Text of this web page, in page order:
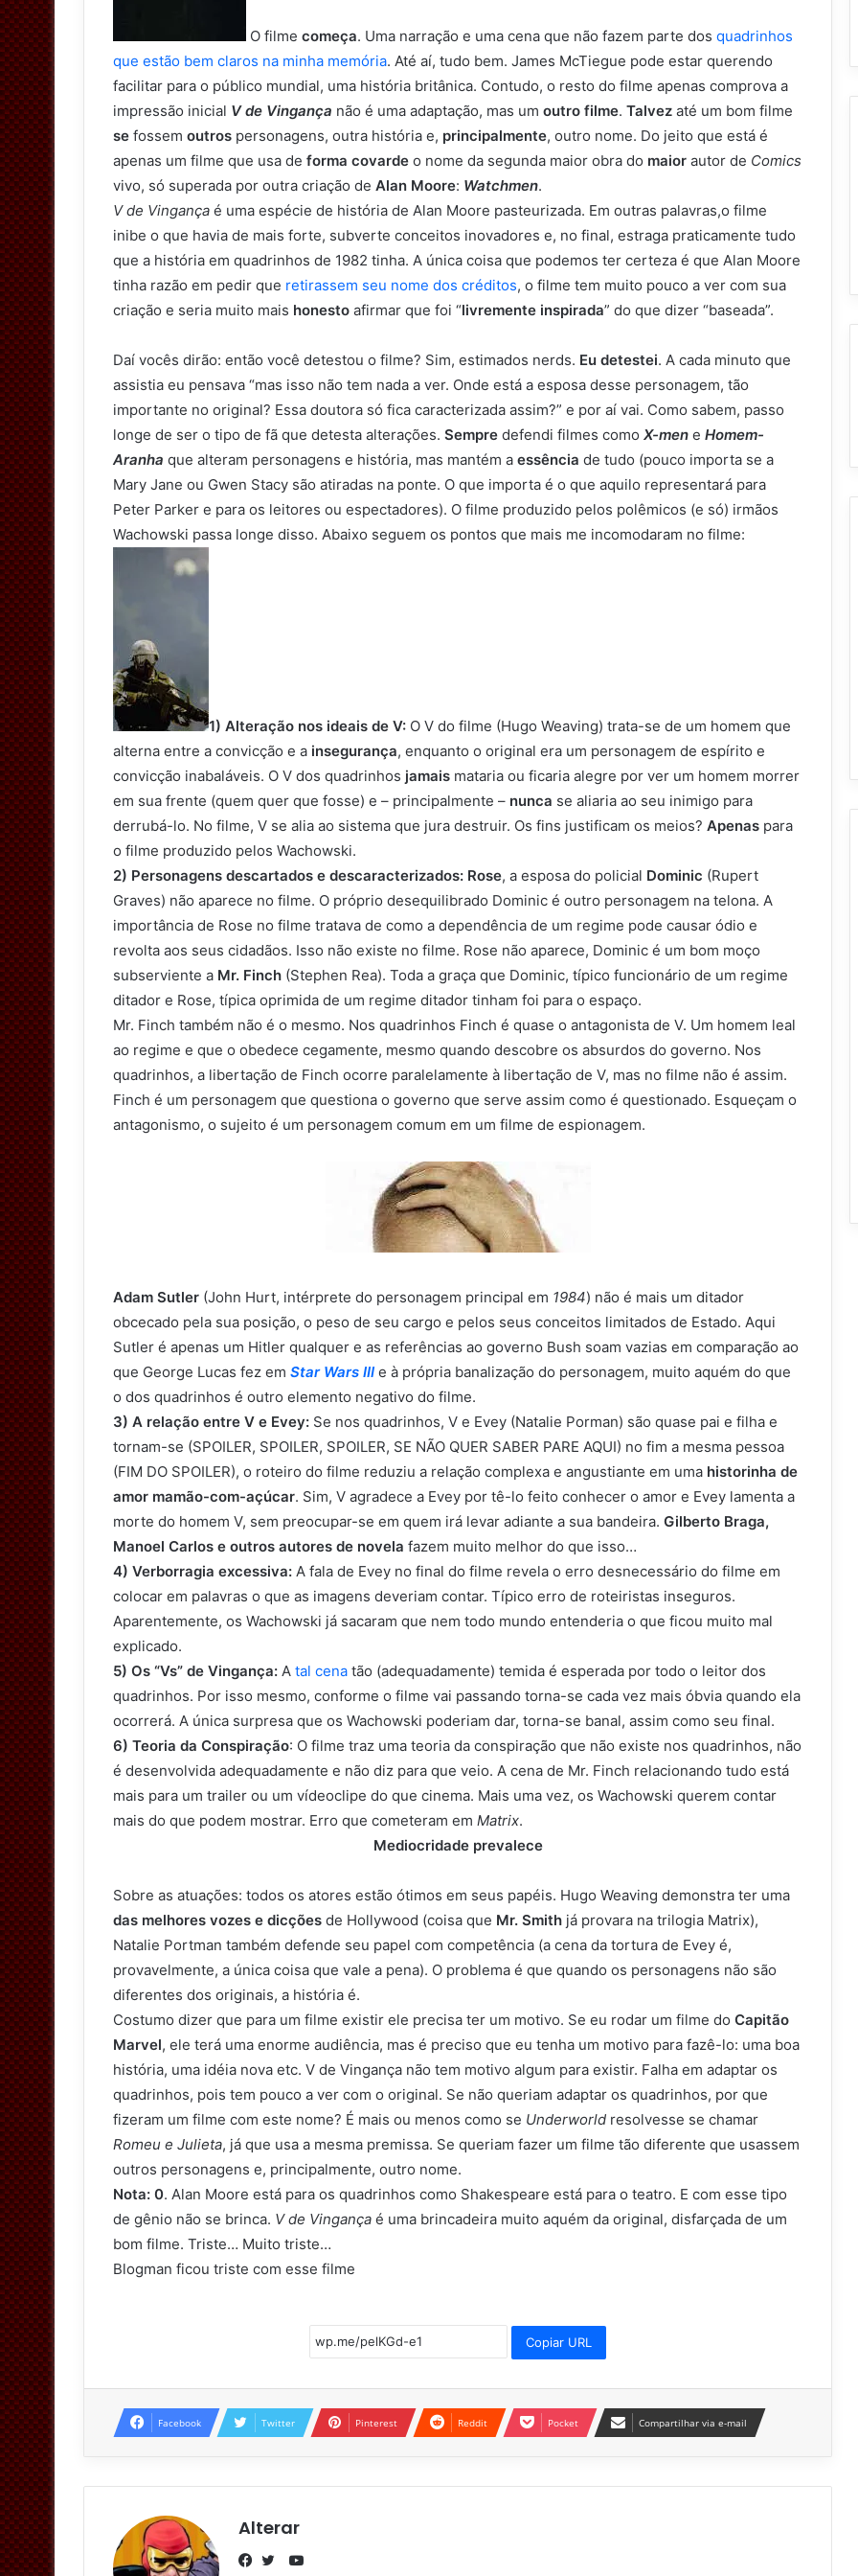
O filme começa. Uma narração e uma cena que não fazem parte dos quadrinhos
que estão bem claros na minha memória. Até aí, tudo bem. James McTiegue pode estar querendo
facilitar para o público mundial, uma história britânica. Contudo, o resto do filme apenas comprova a
impressão inicial V de Vingança não é uma adaptação, mas um outro filme. Talvez até um bom filme
se fossem outros personagens, outra história e, principalmente, outro nome. Do jeito que está é
apenas um filme que usa de forma covarde o nome da segunda maior obra do maior autor de Comics
vivo, só superada por outra criação de Alan Moore: Watchmen.
V de Vingança é uma espécie de história de Alan Moore pasteurizada. Em outras palavras,o filme
inibe o que havia de mais forte, subverte conceitos inovadores e, no final, estraga praticamente tudo
que a história em quadrinhos de 1982 tinha. A única coisa que podemos ter certeza é que Alan Moore
tinha razão em pedir que retirassem seu nome dos créditos, o filme tem muito pouco a ver com sua
criação e seria muito mais honesto afirmar que foi “livremente inspirada” do que dizer “baseada”.
Daí vocês dirão: então você detestou o filme? Sim, estimados nerds. Eu detestei. A cada minuto que
assistia eu pensava “mas isso não tem nada a ver. Onde está a esposa desse personagem, tão
importante no original? Essa doutora só fica caracterizada assim?” e por aí vai. Como sabem, passo
longe de ser o tipo de fã que detesta alterações. Sempre defendi filmes como X-men e Homem-
Aranha que alteram personagens e história, mas mantém a essência de tudo (pouco importa se a
Mary Jane ou Gwen Stacy são atiradas na ponte. O que importa é o que aquilo representará para
Peter Parker e para os leitores ou espectadores). O filme produzido pelos polêmicos (e só) irmãos
Wachowski passa longe disso. Abaixo seguem os pontos que mais me incomodaram no filme:
1) Alteração nos ideais de V: O V do filme (Hugo Weaving) trata-se de um homem que
alterna entre a convicção e a insegurança, enquanto o original era um personagem de espírito e
convicção inabaláveis. O V dos quadrinhos jamais mataria ou ficaria alegre por ver um homem morrer
em sua frente (quem quer que fosse) e – principalmente – nunca se aliaria ao seu inimigo para
derrubá-lo. No filme, V se alia ao sistema que jura destruir. Os fins justificam os meios? Apenas para
o filme produzido pelos Wachowski.
2) Personagens descartados e descaracterizados: Rose, a esposa do policial Dominic (Rupert
Graves) não aparece no filme. O próprio desequilibrado Dominic é outro personagem na telona. A
importância de Rose no filme tratava de como a dependência de um regime pode causar ódio e
revolta aos seus cidadãos. Isso não existe no filme. Rose não aparece, Dominic é um bom moço
subserviente a Mr. Finch (Stephen Rea). Toda a graça que Dominic, típico funcionário de um regime
ditador e Rose, típica oprimida de um regime ditador tinham foi para o espaço.
Mr. Finch também não é o mesmo. Nos quadrinhos Finch é quase o antagonista de V. Um homem leal
ao regime e que o obedece cegamente, mesmo quando descobre os absurdos do governo. Nos
quadrinhos, a libertação de Finch ocorre paralelamente à libertação de V, mas no filme não é assim.
Finch é um personagem que questiona o governo que serve assim como é questionado. Esqueçam o
antagonismo, o sujeito é um personagem comum em um filme de espionagem.
Adam Sutler (John Hurt, intérprete do personagem principal em 1984) não é mais um ditador
obcecado pela sua posição, o peso de seu cargo e pelos seus conceitos limitados de Estado. Aqui
Sutler é apenas um Hitler qualquer e as referências ao governo Bush soam vazias em comparação ao
que George Lucas fez em Star Wars III e à própria banalização do personagem, muito aquém do que
o dos quadrinhos é outro elemento negativo do filme.
3) A relação entre V e Evey: Se nos quadrinhos, V e Evey (Natalie Porman) são quase pai e filha e
tornam-se (SPOILER, SPOILER, SPOILER, SE NÃO QUER SABER PARE AQUI) no fim a mesma pessoa
(FIM DO SPOILER), o roteiro do filme reduziu a relação complexa e angustiante em uma historinha de
amor mamão-com-açúcar. Sim, V agradece a Evey por tê-lo feito conhecer o amor e Evey lamenta a
morte do homem V, sem preocupar-se em quem irá levar adiante a sua bandeira. Gilberto Braga,
Manoel Carlos e outros autores de novela fazem muito melhor do que isso…
4) Verborragia excessiva: A fala de Evey no final do filme revela o erro desnecessário do filme em
colocar em palavras o que as imagens deveriam contar. Típico erro de roteiristas inseguros.
Aparentemente, os Wachowski já sacaram que nem todo mundo entenderia o que ficou muito mal
explicado.
5) Os “Vs” de Vingança: A tal cena tão (adequadamente) temida é esperada por todo o leitor dos
quadrinhos. Por isso mesmo, conforme o filme vai passando torna-se cada vez mais óbvia quando ela
ocorrerá. A única surpresa que os Wachowski poderiam dar, torna-se banal, assim como seu final.
6) Teoria da Conspiração: O filme traz uma teoria da conspiração que não existe nos quadrinhos, não
é desenvolvida adequadamente e não diz para que veio. A cena de Mr. Finch relacionando tudo está
mais para um trailer ou um vídeoclipe do que cinema. Mais uma vez, os Wachowski querem contar
mais do que podem mostrar. Erro que cometeram em Matrix.
Mediocridade prevalece
Sobre as atuações: todos os atores estão ótimos em seus papéis. Hugo Weaving demonstra ter uma
das melhores vozes e dicções de Hollywood (coisa que Mr. Smith já provara na trilogia Matrix),
Natalie Portman também defende seu papel com competência (a cena da tortura de Evey é,
provavelmente, a única coisa que vale a pena). O problema é que quando os personagens não são
diferentes dos originais, a história é.
Costumo dizer que para um filme existir ele precisa ter um motivo. Se eu rodar um filme do Capitão
Marvel, ele terá uma enorme audiência, mas é preciso que eu tenha um motivo para fazê-lo: uma boa
história, uma idéia nova etc. V de Vingança não tem motivo algum para existir. Falha em adaptar os
quadrinhos, pois tem pouco a ver com o original. Se não queriam adaptar os quadrinhos, por que
fizeram um filme com este nome? É mais ou menos como se Underworld resolvesse se chamar
Romeu e Julieta, já que usa a mesma premissa. Se queriam fazer um filme tão diferente que usassem
outros personagens e, principalmente, outro nome.
Nota: 0. Alan Moore está para os quadrinhos como Shakespeare está para o teatro. E com esse tipo
de gênio não se brinca. V de Vingança é uma brincadeira muito aquém da original, disfarçada de um
bom filme. Triste… Muito triste…
Blogman ficou triste com esse filme
Copiar URL
Facebook Twitter Pinterest Reddit Pocket Compartilhar via e-mail
Alterar
Y